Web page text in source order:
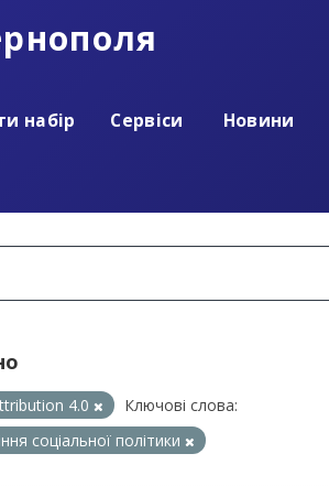
набір Сервіси Новини
4.0
Ключові слова:
соціальної політики